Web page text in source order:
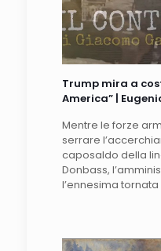
Trump mira a
America” |
Mentre le forze
serrare
caposaldo della
Donbass,
l’ennesima tornata